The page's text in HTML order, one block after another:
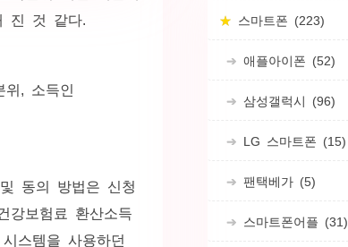
진 것 같다.
동의 방법은 신청
강보험료 환산소득
스템을 사용하던
스마트폰 (223)
애플아이폰 (52)
삼성갤럭시 (96)
LG 스마트폰 (15)
팬택베가 (5)
스마트폰어플 (31)